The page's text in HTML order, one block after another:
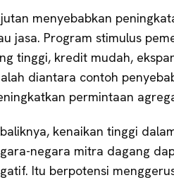
menyebabkan
jasa. Program stimulus
tinggi, kredit mudah,
diantara contoh
permintaan
kenaikan tinggi
negara mitra dagang
Itu berpotensi